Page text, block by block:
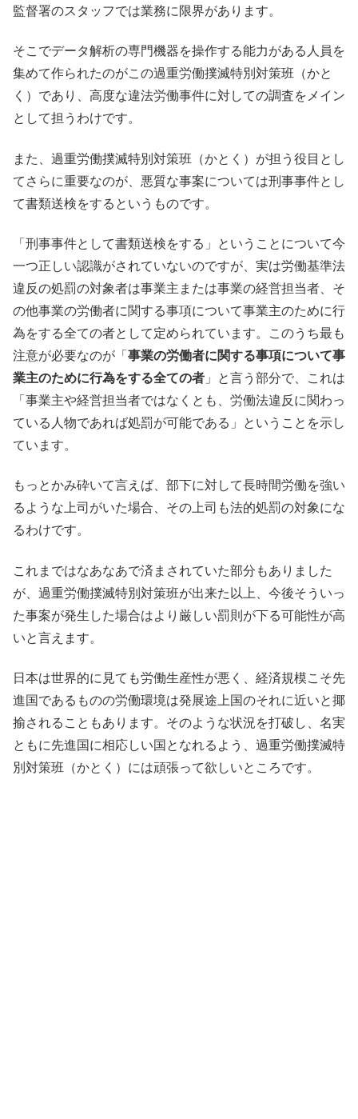
監督署のスタッフでは業務に限界があります。
そこでデータ解析の専門機器を操作する能力がある人員を
集めて作られたのがこの過重労働撲滅特別対策班（かと
く）であり、高度な違法労働事件に対しての調査をメイン
として担うわけです。
また、過重労働撲滅特別対策班（かとく）が担う役目とし
てさらに重要なのが、悪質な事案については刑事事件とし
て書類送検をするというものです。
「刑事事件として書類送検をする」ということについて今
一つ正しい認識がされていないのですが、実は労働基準法
違反の処罰の対象者は事業主または事業の経営担当者、そ
の他事業の労働者に関する事項について事業主のために行
為をする全ての者として定められています。このうち最も
注意が必要なのが「 事業の労働者に関する事項について事
業主のために行為をする全ての者 」と言う部分で、これは
「事業主や経営担当者ではなくとも、労働法違反に関わっ
ている人物であれば処罰が可能である」ということを示し
ています。
もっとかみ砕いて言えば、部下に対して長時間労働を強い
るような上司がいた場合、その上司も法的処罰の対象にな
るわけです。
これまではなあなあで済まされていた部分もありました
が、過重労働撲滅特別対策班が出来た以上、今後そういっ
た事案が発生した場合はより厳しい罰則が下る可能性が高
いと言えます。
日本は世界的に見ても労働生産性が悪く、経済規模こそ先
進国であるものの労働環境は発展途上国のそれに近いと揶
揄されることもあります。そのような状況を打破し、名実
ともに先進国に相応しい国となれるよう、過重労働撲滅特
別対策班（かとく）には頑張って欲しいところです。